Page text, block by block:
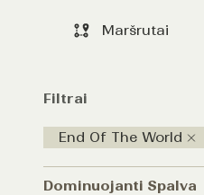
Maršrutai
Filtrai
End Of The World
Dominuojanti Spalva